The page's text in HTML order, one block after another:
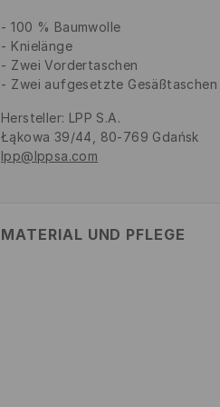
100 % Baumwolle
Knielänge
Zwei Vordertaschen
Zwei aufgesetzte Gesäßtaschen
Hersteller: LPP S.A.
Łąkowa 39/44, 80-769 Gdańsk
lpp@lppsa.com
MATERIAL UND PFLEGE